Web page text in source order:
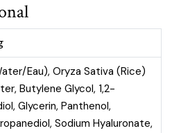
Eau), Oryza Sativa (Rice)
Butylene Glycol, 1,2-
Glycerin, Panthenol,
Sodium Hyaluronate,